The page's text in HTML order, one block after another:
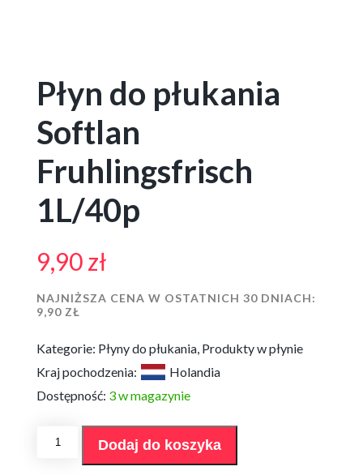
Płyn do płukania
Softlan
Fruhlingsfrisch
1L/40p
9,90zł
NAJNIŻSZA CENA W OSTATNICH 30 DNIACH:
9,90 ZŁ
Kategorie: Płyny do płukania Produkty w płynie
Kraj pochodzenia:
Holandia
Dostępność: 3 w magazynie
Płyn
Dodaj do koszyka